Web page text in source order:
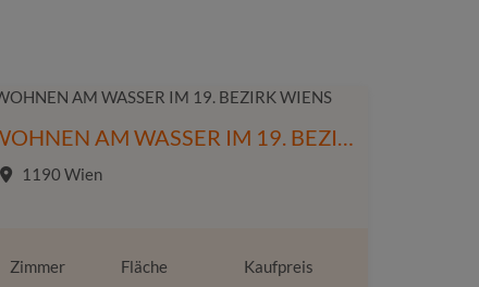
1190 Wien
Zimmer
Fläche
Kaufpreis